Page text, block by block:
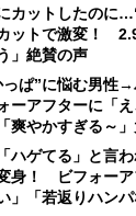
カットしたのに
ットで激変！
」絶賛の声
っぱ”に悩む男性
ーアフターに「
爽やかすぎる～
ハゲてる」と言
身！ ビフォーア
」「若返りハンパ